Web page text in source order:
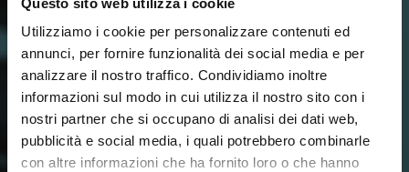
Utilizziamo i cookie per personalizzare contenuti ed
annunci, per fornire funzionalità dei social media e per
analizzare il nostro traffico. Condividiamo inoltre
informazioni sul modo in cui utilizza il nostro sito con i
nostri partner che si occupano di analisi dei dati web,
pubblicità e social media, i quali potrebbero combinarle
con altre informazioni che ha fornito loro o che hanno